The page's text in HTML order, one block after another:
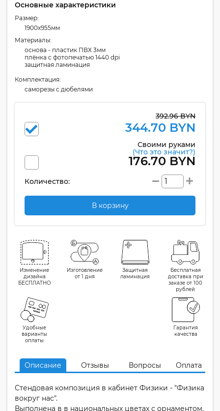
Основные характеристики
Размер:
1900x955мм
Материалы:
основа - пластик ПВХ 3мм
плёнка с фотопечатью 1440 dpi
защитная ламинация
Комплектация:
cаморезы с дюбелями
392.96 BYN
344.70 BYN
Своими руками
(Что это значит?)
176.70 BYN
Количество:
В корзину
Изменение
дизайна
БЕСПЛАТНО
Изготовление
от 1 дня
Защитная
ламинация
Бесплатная
доставка при
заказе от 100
рублей
Удобные
варианты
оплаты
Гарантия
качества
Описание Отзывы Вопросы Оплата
Стендовая композиция в кабинет Физики - "Физика
вокруг нас".
Выполнена в в национальных цветах с орнаментом.